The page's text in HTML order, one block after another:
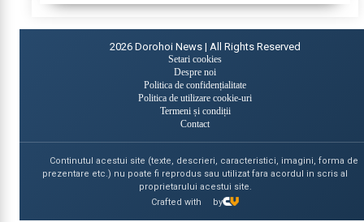
2026 Dorohoi News | All Rights Reserved
Setari cookies
Despre noi
Politica de confidențialitate
Politica de utilizare cookie-uri
Termeni și condiții
Contact
Continutul acestui site (texte, descrieri, caracteristici, imagini, forma de
prezentare etc.) nu poate fi reprodus sau utilizat fara acordul in scris al
proprietarului acestui site.
Crafted with
by